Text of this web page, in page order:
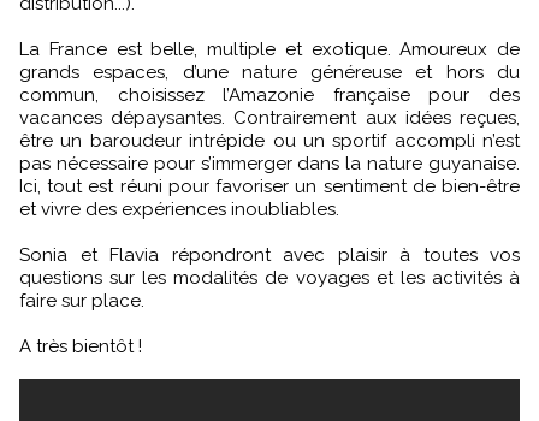
La France est belle, multiple et exotique. Amoureux de
grands espaces, d’une nature généreuse et hors du
commun, choisissez l’Amazonie française pour des
vacances dépaysantes. Contrairement aux idées reçues,
être un baroudeur intrépide ou un sportif accompli n’est
pas nécessaire pour s’immerger dans la nature guyanaise.
Ici, tout est réuni pour favoriser un sentiment de bien-être
et vivre des expériences inoubliables.
Sonia et Flavia répondront avec plaisir à toutes vos
questions sur les modalités de voyages et les activités à
faire sur place.
A très bientôt !